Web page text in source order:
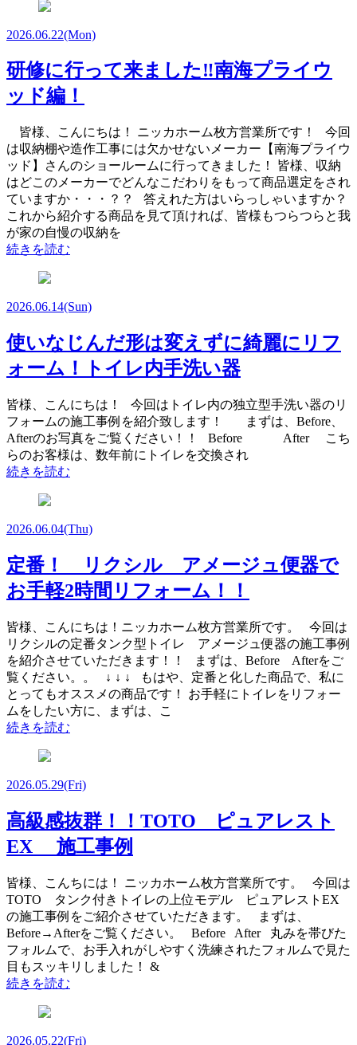
2026.06.22(Mon)
研修に行って来ました‼南海プライウ
ッド編！
皆様、こんにちは！ ニッカホーム枚方営業所です！ 今回
は収納棚や造作工事には欠かせないメーカー【南海プライウ
ッド】さんのショールームに行ってきました！ 皆様、収納
はどこのメーカーでどんなこだわりをもって商品選定をされ
ていますか・・・？？ 答えれた方はいらっしゃいますか？
これから紹介する商品を見て頂ければ、皆様もつらつらと我
が家の自慢の収納を
続きを読む
2026.06.14(Sun)
使いなじんだ形は変えずに綺麗にリフ
ォーム！トイレ内手洗い器
皆様、こんにちは！ 今回はトイレ内の独立型手洗い器のリ
フォームの施工事例を紹介致します！ まずは、Before、
Afterのお写真をご覧ください！！ Before After こち
らのお客様は、数年前にトイレを交換され
続きを読む
2026.06.04(Thu)
定番！ リクシル アメージュ便器で
お手軽2時間リフォーム！！
皆様、こんにちは！ニッカホーム枚方営業所です。 今回は
リクシルの定番タンク型トイレ アメージュ便器の施工事例
を紹介させていただきます！！ まずは、Before Afterをご
覧ください。。 ↓ ↓ ↓ もはや、定番と化した商品で、私に
とってもオススメの商品です！ お手軽にトイレをリフォー
ムをしたい方に、まずは、こ
続きを読む
2026.05.29(Fri)
高級感抜群！！TOTO ピュアレスト
EX 施工事例
皆様、こんちには！ ニッカホーム枚方営業所です。 今回は
TOTO タンク付きトイレの上位モデル ピュアレストEX
の施工事例をご紹介させていただきます。 まずは、
Before→Afterをご覧ください。 Before After 丸みを帯びた
フォルムで、お手入れがしやすく洗練されたフォルムで見た
目もスッキリしました！ &
続きを読む
2026.05.22(Fri)